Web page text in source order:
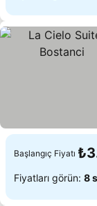
Başlangıç Fiyatı
Fiyatları görün: 8